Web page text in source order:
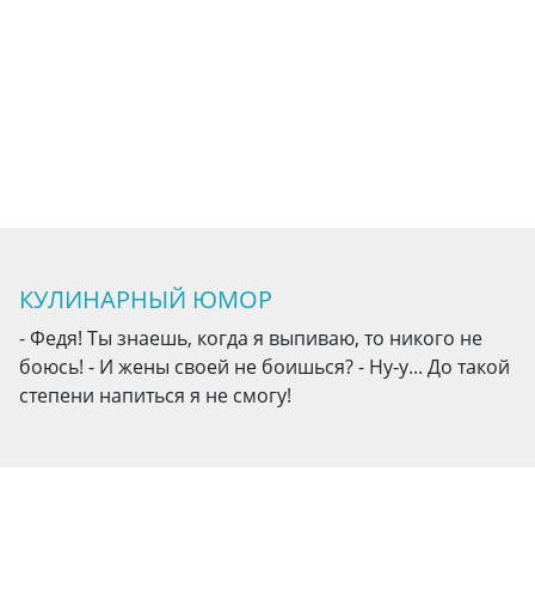
КУЛИНАРНЫЙ ЮМОР
- Федя! Ты знаешь, когда я выпиваю, то никого не
боюсь! - И жены своей не боишься? - Ну-у... До такой
степени напиться я не смогу!